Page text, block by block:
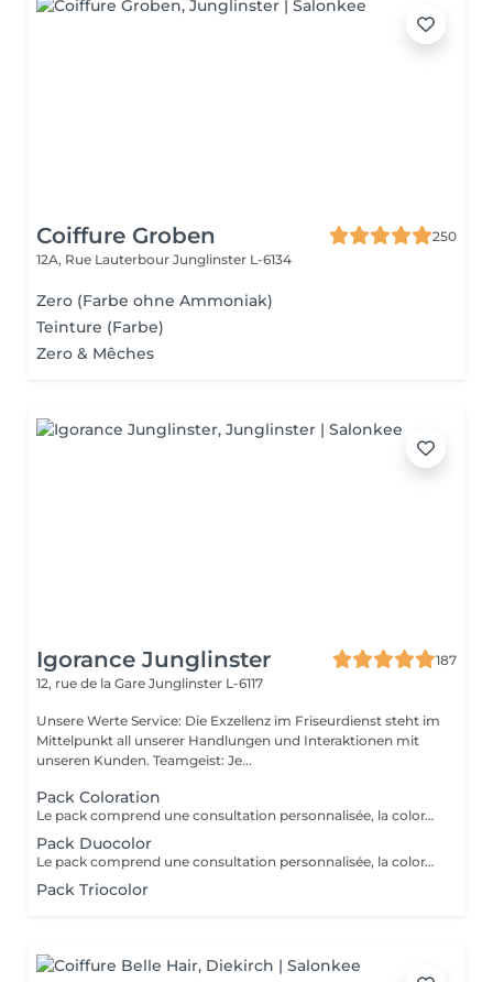
Coiffure Groben
250
12A, Rue Lauterbour Junglinster L-6134
Zero (Farbe ohne Ammoniak)
Teinture (Farbe)
Zero & Mêches
Igorance Junglinster
187
12, rue de la Gare Junglinster L-6117
Unsere Werte Service: Die Exzellenz im Friseurdienst steht im
Mittelpunkt all unserer Handlungen und Interaktionen mit
unseren Kunden. Teamgeist: Je...
Pack Coloration
Le pack comprend une consultation personnalisée, la coloration des racines avec les produits L’OREAL PROFESSIONNEL , shampooing et conditionneur spécifiques REDKEN , le séchage et les produits de finitions REDKEN. Option Coupe : la coupe IGORANCE ( finition sur cheveux secs), le séchage et les produits de finitions REDKEN. * Tarifs à titre indicatifs à confirmer après la consultation personnalisée établit auprès de votre coiffeur/stylist/spécialiste * La direction se réserve le droit d’apporter des modifications pour le bon fonctionnement du salon
Pack Duocolor
Le pack comprend une consultation personnalisée, la coloration des racines et un coup de soleil avec les produits LOREAL PROFESSIONNEL , shampooing et conditionneur spécifiques REDKEN , le séchage et les produits de styling REDKEN Option Coupe : la coupe IGORANCE ( finition sur cheveux secs), le séchage et les produits de styling REDKEN. * Tarifs à titre indicatifs à confirmer après la consultation personnalisée établit auprès de votre coiffeur/stylist/spécialiste * La direction se réserve le droit d’apporter des modifications pour le bon fonctionnement du salon
Pack Triocolor